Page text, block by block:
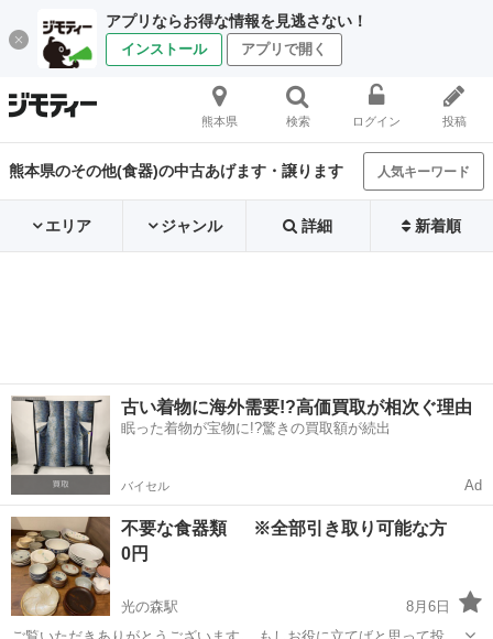
アプリならお得な情報を見逃さない！
インストール アプリで開く
熊本県 検索 ログイン 投稿
熊本県のその他(食器)の中古あげます・譲ります 人気キーワード
エリア ジャンル 詳細 新着順
古い着物に海外需要!?高価買取が相次ぐ理由
眠った着物が宝物に!?驚きの買取額が続出
バイセル Ad
不要な食器類 ※全部引き取り可能な方
0円
光の森駅
8月6日